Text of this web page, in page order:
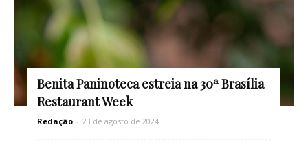
Benita Paninoteca estreia na 30ª Brasília
Restaurant Week
Redação - 23 de agosto de 2024